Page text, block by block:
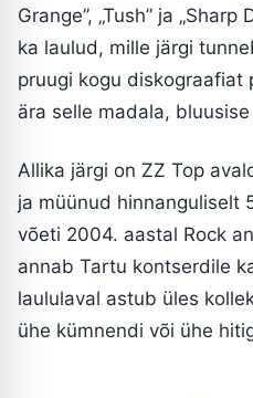
Grange”, „Tush” ja
ka laulud, mille järgi
pruugi kogu
ära selle madala,
Allika järgi on ZZ Top
ja müünud hinnanguliselt
võeti 2004. aastal Rock
annab Tartu kontserdile
laululaval astub üles
ühe kümnendi või ühe